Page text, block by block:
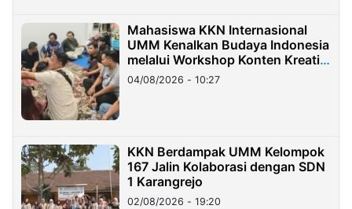
Mahasiswa KKN Internasional
UMM Kenalkan Budaya Indonesia
melalui Workshop Konten Kreatif
di Taiwan
04/08/2026 - 10:27
KKN Berdampak UMM Kelompok
167 Jalin Kolaborasi dengan SDN
1 Karangrejo
02/08/2026 - 19:20